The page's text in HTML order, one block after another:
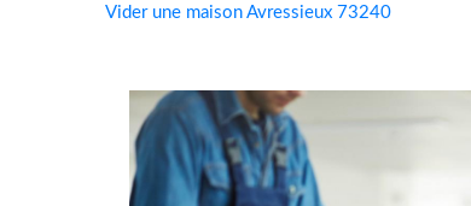
Vider une maison Avressieux 73240